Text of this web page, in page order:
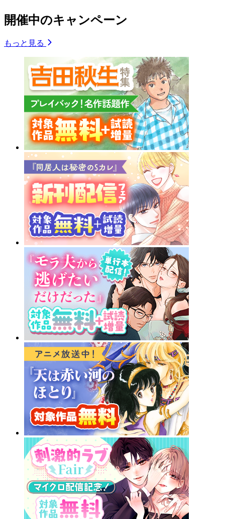
開催中のキャンペーン
もっと見る